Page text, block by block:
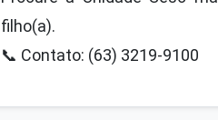
filho(a).
📞 Contato: (63) 3219-9100